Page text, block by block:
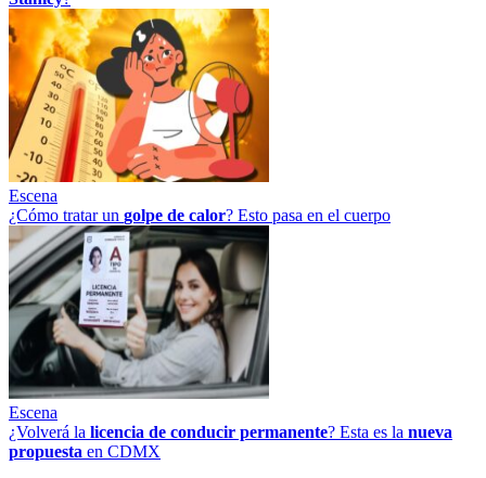
Escena
¿Cómo tratar un golpe de calor? Esto pasa en el cuerpo
Escena
¿Volverá la licencia de conducir permanente? Esta es la nueva
propuesta en CDMX